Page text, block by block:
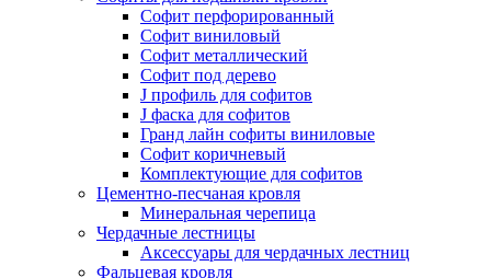
Cофит перфорированный
Софит виниловый
Софит металлический
Софит под дерево
J профиль для софитов
J фаска для софитов
Гранд лайн софиты виниловые
Софит коричневый
Комплектующие для софитов
Цементно-песчаная кровля
Минеральная черепица
Чердачные лестницы
Аксессуары для чердачных лестниц
Фальцевая кровля